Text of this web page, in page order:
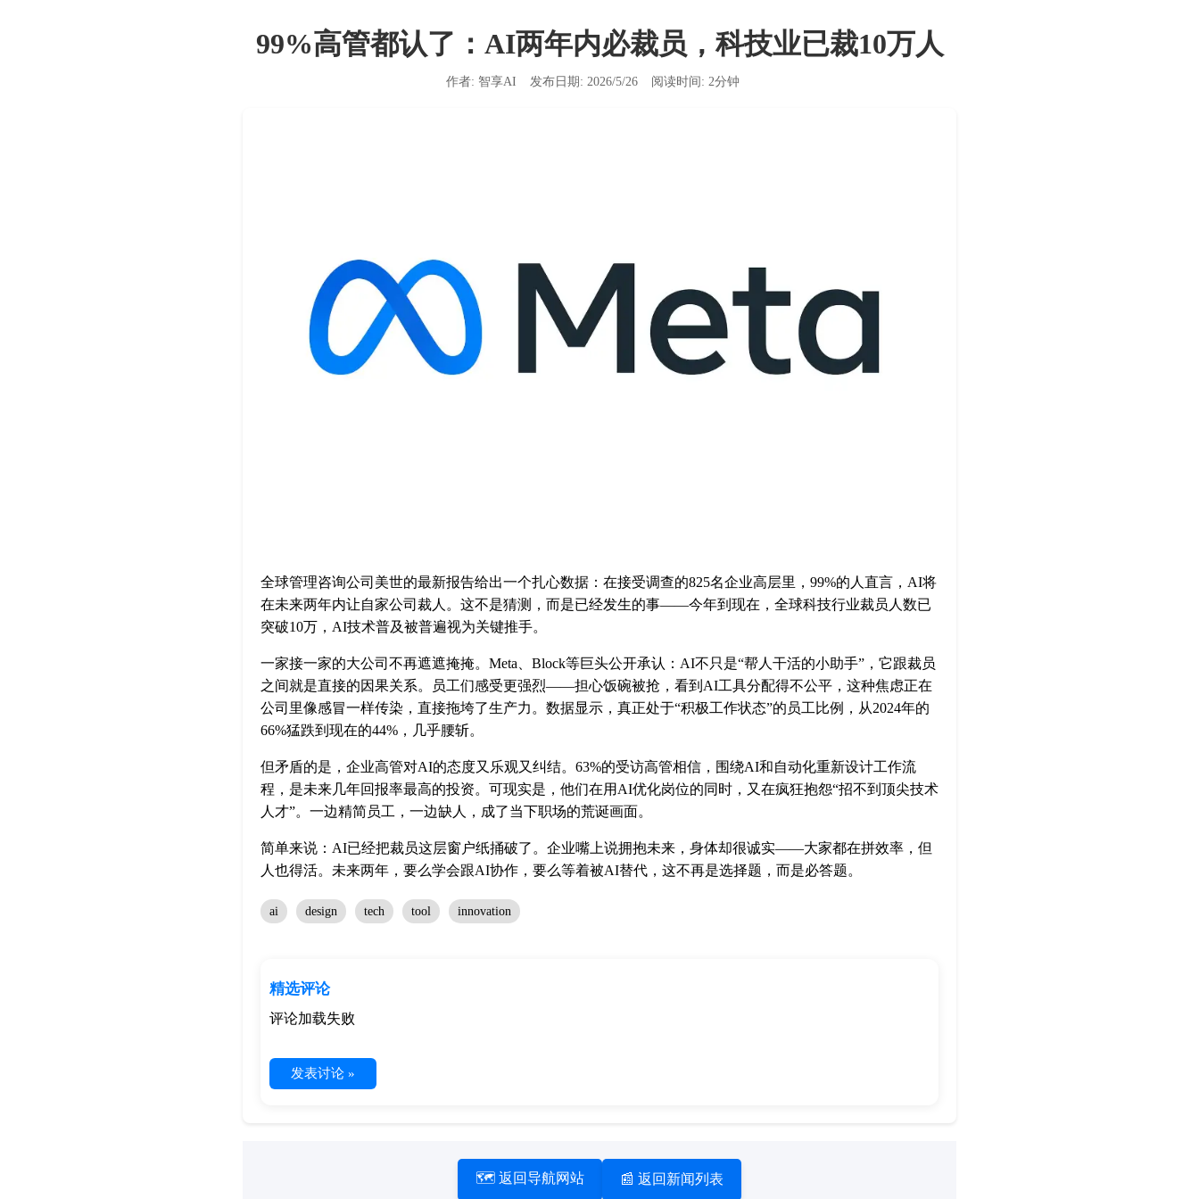
99%高管都认了：AI两年内必裁员，科技业已裁10万人
作者: 智享AI 发布日期: 2026/5/26 阅读时间: 2分钟
全球管理咨询公司美世的最新报告给出一个扎心数据：在接受调查的825名企业高层里，99%的人直言，AI将
在未来两年内让自家公司裁人。这不是猜测，而是已经发生的事——今年到现在，全球科技行业裁员人数已
突破10万，AI技术普及被普遍视为关键推手。
一家接一家的大公司不再遮遮掩掩。Meta、Block等巨头公开承认：AI不只是“帮人干活的小助手”，它跟裁员
之间就是直接的因果关系。员工们感受更强烈——担心饭碗被抢，看到AI工具分配得不公平，这种焦虑正在
公司里像感冒一样传染，直接拖垮了生产力。数据显示，真正处于“积极工作状态”的员工比例，从2024年的
66%猛跌到现在的44%，几乎腰斩。
但矛盾的是，企业高管对AI的态度又乐观又纠结。63%的受访高管相信，围绕AI和自动化重新设计工作流
程，是未来几年回报率最高的投资。可现实是，他们在用AI优化岗位的同时，又在疯狂抱怨“招不到顶尖技术
人才”。一边精简员工，一边缺人，成了当下职场的荒诞画面。
简单来说：AI已经把裁员这层窗户纸捅破了。企业嘴上说拥抱未来，身体却很诚实——大家都在拼效率，但
人也得活。未来两年，要么学会跟AI协作，要么等着被AI替代，这不再是选择题，而是必答题。
ai design tech tool innovation
精选评论
评论加载失败
发表讨论 »
🗺️ 返回导航网站 📰 返回新闻列表